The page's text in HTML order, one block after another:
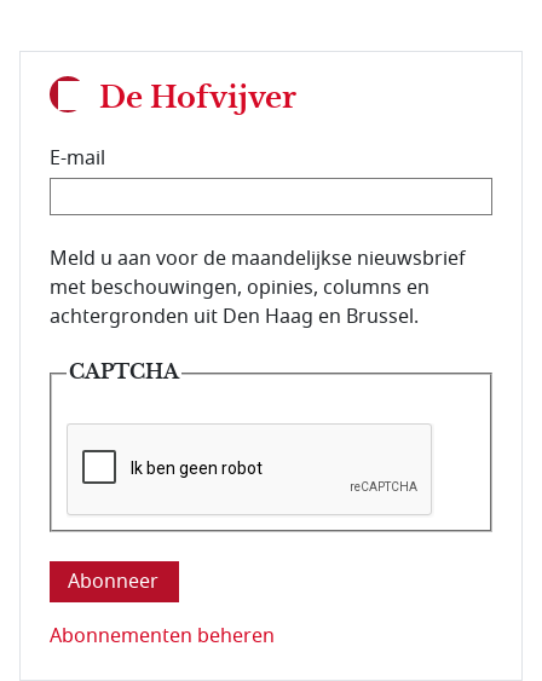
De Hofvijver
E-mail
E-mailadres van de abonnee.
Meld u aan voor de maandelijkse nieuwsbrief
met beschouwingen, opinies, columns en
achtergronden uit Den Haag en Brussel.
CAPTCHA
Deze vraag is om te controleren dat u een mens
Abonnementen beheren